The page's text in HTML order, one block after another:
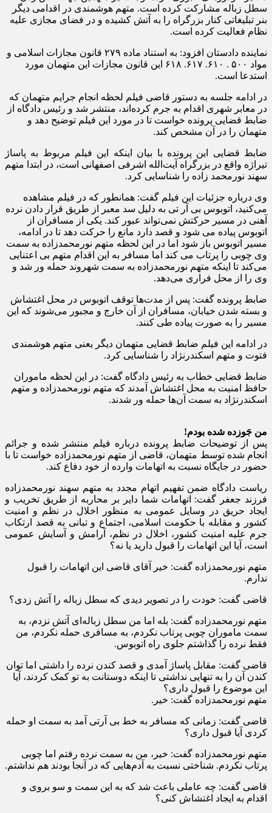
سطل زباله مشارکت کرده است. متهم هوشمندی در اقدامی دیگر
بنر تبلیغاتی کنار بزرگراه را به آتش کشیده و در فضای مجازی علیه
نظام فعالیت کرده است.
نماینده دادستان افزود: به استناد ماده ۲۷۹ قانون مجازات اسلامی و
مواد ۵۰۰ . ۶۱۰. ۶۱۷. ۶۱۸ این قانون مجازات این متهمان مورد
استدعا است.
در ادامه جلسه به دستور قاضی فیلم لحظه انجام جرایم متهمان که
در معابر شهری اقدام به جرم کرده‌اند، منتشر شد و رئیس دادگاه از
ضابط قضایی پرونده خواست تا در مورد این فیلم توضیح دهد و
متهمان را در آن مشخص کند.
ضابط قضایی این پرونده با بیان اینکه این فیلم مربوط به پاساژ
تیراژه واقع در بزرگراه آیت‌الله اشرفی اصفهانی است، در ابتدا متهم
سهند نورمحمد زاده را شناسایی کرد.
وی درباره جزئیات این فیلم گفت: همانطور که در فیلم مشاهده
می‌کنید، اتوبوس بی آر تی به دلیل سد معبر از طریق قرار دادن نرده
آهنی در مسیر حرکتش نمی‌تواند عبور کند. یکی از مسافران از
اتوبوس پیاده می شود و قصد دارد مانع را حرکت دهد تا در ادامه،
مسیر اتوبوس باز شود اما در این لحظه متهم نورمحمدزاده به سمت
وی چوبی را پرتاب می کند اما مسافر به این اقدام متهم بی اعتنایی
می‌کند تا اینکه متهم نورمحمدزاده به سمت شهروند حمله ور شد و
وی را از محل فراری می‌دهد.
ضابط پرونده گفت: پس از مدت‌ها توقف اتوبوس در محل اغتشاش
و بسته شدن خیابان، مسافران از آن خارج و مجبور می‌شوند که این
مسیر را به صورت پیاده طی کنند.
در ادامه این فیلم ضابط قضایی متهمان دیگر یعنی متهم هوشمندی
فتوت و متهم اسکندرنژاد را شناسایی کرد.
ضابط قضایی خطاب به رئیس دادگاه گفت: در این لحظه ماموران
حافظ امنیت به محل اغتشاش آمدند که متهم نورمحمدزاده و متهم
اسکندرنژاد به سمت آن‌ها حمله ور شدند.
من جَوزده شده بودم!
پس از توضیحات ضابط پرونده درباره فیلم منتشر شده و جرائم
انجام شده توسط متهمان، قاضی از متهم نورمحمدزاده خواست تا با
حضور در جایگاه نسبت به اتهامات وارده از خود دفاع کند.
ریاست دادگاه ضمن تفهیم اتهام مجدد به متهم سهند نورمحمدزاده
فرزند جعفر گفت: اتهامات شما دایر بر محاربه از طریق تخریب و
ایجاد حریق در وسایل عمومی به منظور اخلال در نظم و امنیت
کشور و مقابله با حکومت اسلامی، اجتماع و تبانی به قصد ارتکاب
جرم علیه امنیت کشور، اخلال در نظم، آرامش و آسایش عمومی
است، آیا این اتهامات را قبول دارید یا نه؟
متهم نورمحمدزاده گفت: خیر آقای قاضی این اتهامات را قبول
ندارم.
قاضی گفت: خودت را در تصویر دیدی که سطل زباله را آتش زدی؟
متهم نورمحمدزاده گفت: بله اما من سطل زباله‌ای آتش نزدم، به
سمت ماموران چوبی پرتاب نکردم، به مسافری حمله نکردم، من
فقط نرده را گذاشتم جلوی راه اتوبوس.
قاضی گفت: مقابل پاساژ آمدی و قصد کندن نرده را داشتی اما توان
کندن آن را به تنهایی نداشتی تا اینکه دوستانت به تو کمک کردند، آیا
این موضوع را قبول داری؟
متهم نورمحمدزاده گفت: خیر.
قاضی گفت: زمانی که مسافر به خط بی آرتی آمد به سمت او حمله
کردی آیا قبول داری؟
متهم نورمحمدزاده گفت: خیر، من به سمت نرده رفتم اما چوبی
پرتاب نکردم. شناختی نسبت به آدم‌هایی که در آنجا بودند هم نداشتم.
قاضی گفت: چه عاملی باعث شد که به این سمت و سو بروی و
اقدام به ایجاد اغتشاش کنی؟